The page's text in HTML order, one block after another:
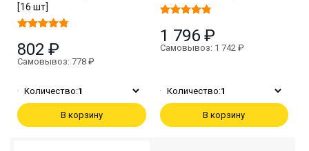
[16 шт]
802 ₽
Самовывоз: 778 ₽
Количество:1
В корзину
1 796 ₽
Самовывоз: 1 742 ₽
Количество:1
В корзину